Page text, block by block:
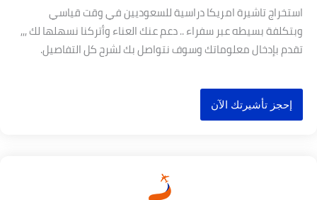
استخراج تاشيرة امريكا دراسية للسعوديين في وقت قياسي
وبتكلفة بسيطه عبر سفراء .. دعم عنك العناء وأتركنا نسهلها لك ,,,
تقدم بإدخال معلوماتك وسوف نتواصل بك لشرح كل التفاصيل.
إحجز تأشيرتك الآن